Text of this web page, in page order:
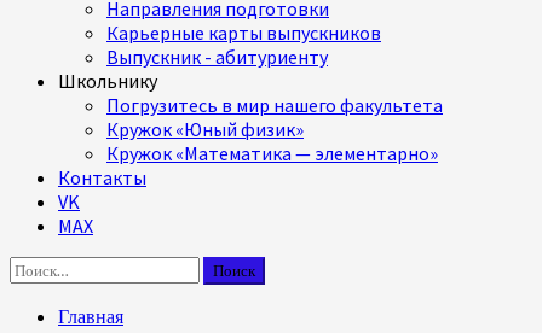
Направления подготовки
Карьерные карты выпускников
Выпускник - абитуриенту
Школьнику
Погрузитесь в мир нашего факультета
Кружок «Юный физик»
Кружок «Математика — элементарно»
Контакты
VK
MAX
Найти:
Главная